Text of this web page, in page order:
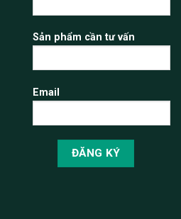
Sản phẩm cần tư vấn
Email